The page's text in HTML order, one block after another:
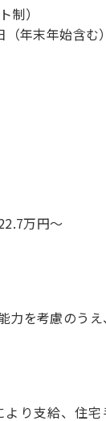
制）
万円〜
り支給、住